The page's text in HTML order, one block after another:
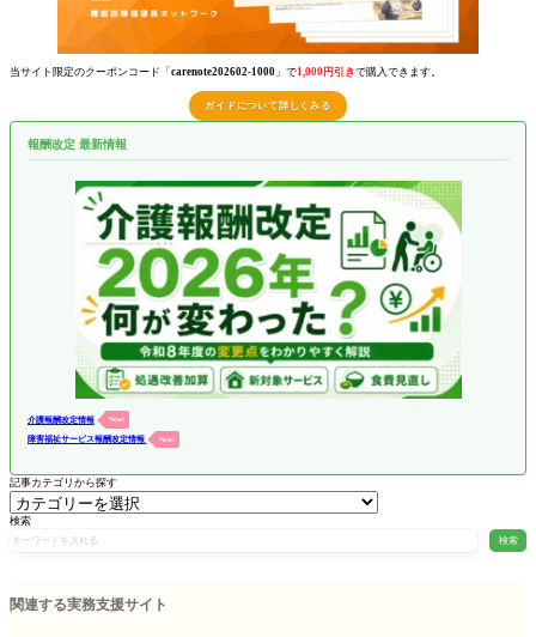
当サイト限定のクーポンコード「 carenote202602-1000 」で1,000円引きで購入できます。
ガイドについて詳しくみる
報酬改定 最新情報
介護報酬改定情報 New!
障害福祉サービス報酬改定情報 New!
記事カテゴリから探す
検索
検索
関連する実務支援サイト